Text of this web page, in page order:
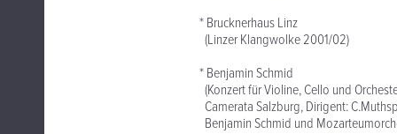
* Brucknerhaus Linz
(Linzer Klangwolke 2001/02)
* Benjamin Schmid
(Konzert für Violine, Cello und
Camerata Salzburg, Dirigent:
Benjamin Schmid und